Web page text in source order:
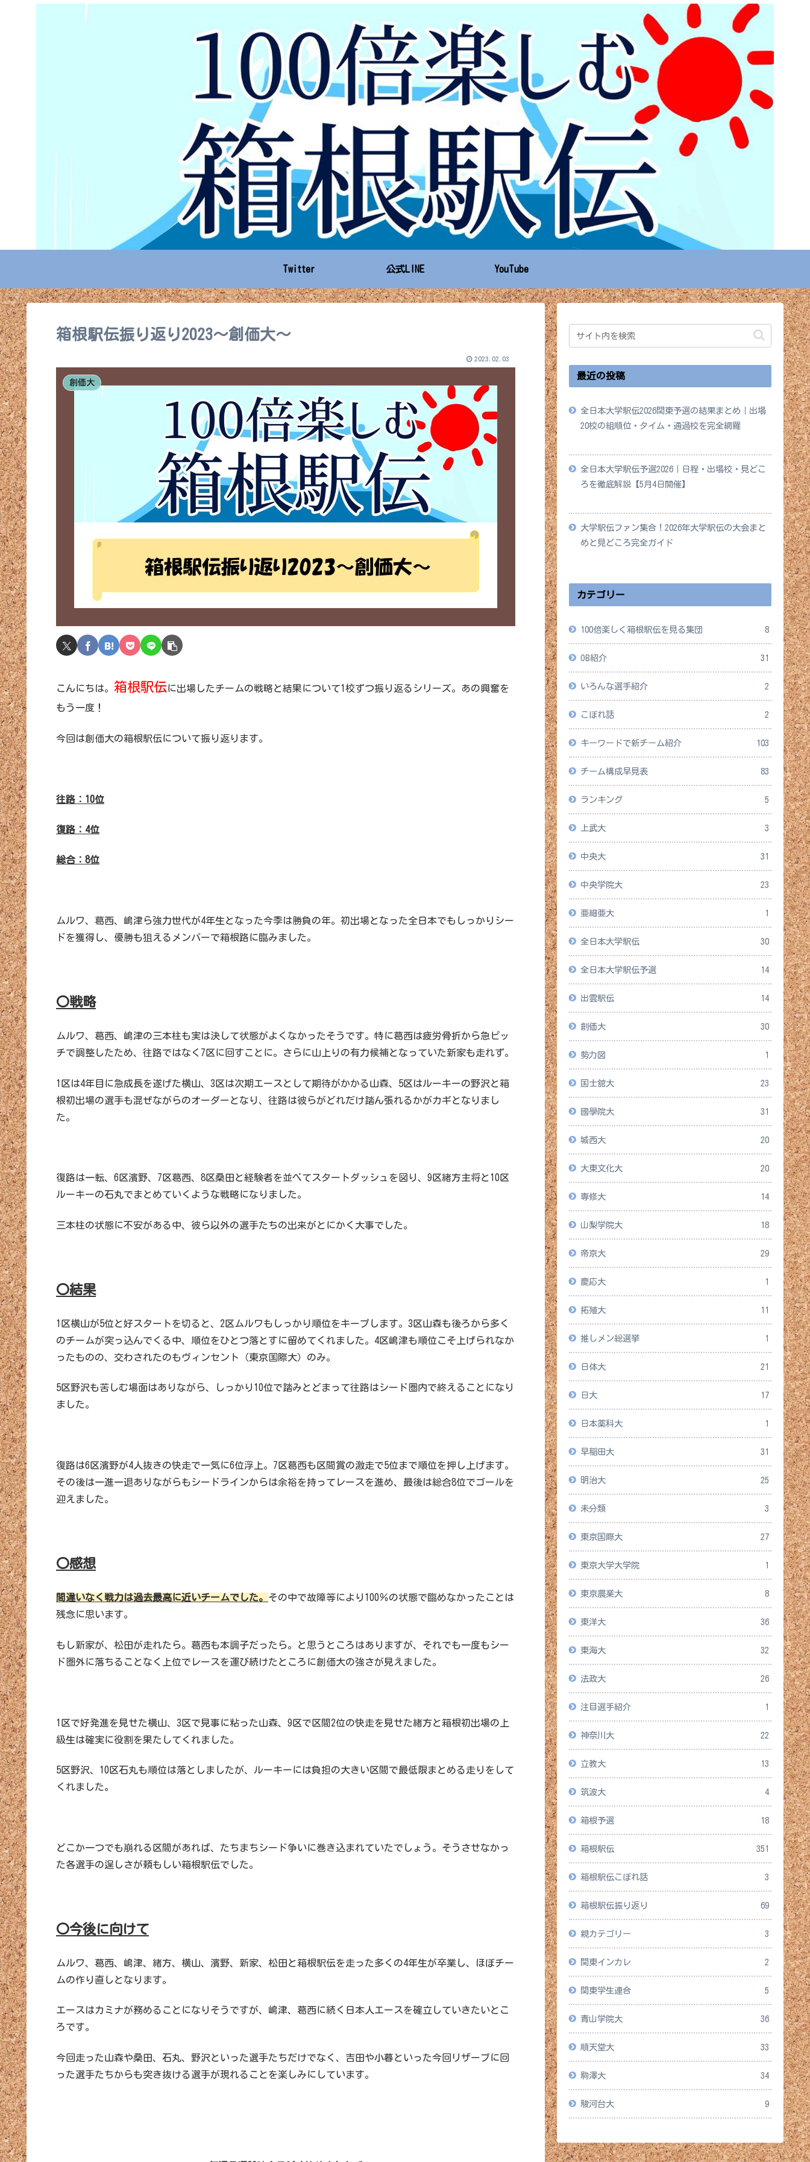
Twitter 公式LINE YouTube
箱根駅伝振り返り2023～創価大～
2023.02.03
創価大
こんにちは。 箱根駅伝に出場したチームの戦略と結果について1校ずつ振り返るシリーズ。あの興奮を
もう一度！
今回は創価大の箱根駅伝について振り返ります。
往路：10位
復路：4位
総合：8位
ムルワ、葛西、嶋津ら強力世代が4年生となった今季は勝負の年。初出場となった全日本でもしっかりシー
ドを獲得し、優勝も狙えるメンバーで箱根路に臨みました。
〇戦略
ムルワ、葛西、嶋津の三本柱も実は決して状態がよくなかったそうです。特に葛西は疲労骨折から急ピッ
チで調整したため、往路ではなく7区に回すことに。さらに山上りの有力候補となっていた新家も走れず。
1区は4年目に急成長を遂げた横山、3区は次期エースとして期待がかかる山森、5区はルーキーの野沢と箱
根初出場の選手も混ぜながらのオーダーとなり、往路は彼らがどれだけ踏ん張れるかがカギとなりまし
た。
復路は一転、6区濱野、7区葛西、8区桑田と経験者を並べてスタートダッシュを図り、9区緒方主将と10区
ルーキーの石丸でまとめていくような戦略になりました。
三本柱の状態に不安がある中、彼ら以外の選手たちの出来がとにかく大事でした。
〇結果
1区横山が5位と好スタートを切ると、2区ムルワもしっかり順位をキープします。3区山森も後ろから多く
のチームが突っ込んでくる中、順位をひとつ落とすに留めてくれました。4区嶋津も順位こそ上げられなか
ったものの、交わされたのもヴィンセント（東京国際大）のみ。
5区野沢も苦しむ場面はありながら、しっかり10位で踏みとどまって往路はシード圏内で終えることになり
ました。
復路は6区濱野が4人抜きの快走で一気に6位浮上。7区葛西も区間賞の激走で5位まで順位を押し上げます。
その後は一進一退ありながらもシードラインからは余裕を持ってレースを進め、最後は総合8位でゴールを
迎えました。
〇感想
間違いなく戦力は過去最高に近いチームでした。 その中で故障等により100％の状態で臨めなかったことは
残念に思います。
もし新家が、松田が走れたら。葛西も本調子だったら。と思うところはありますが、それでも一度もシー
ド圏外に落ちることなく上位でレースを運び続けたところに創価大の強さが見えました。
1区で好発進を見せた横山、3区で見事に粘った山森、9区で区間2位の快走を見せた緒方と箱根初出場の上
級生は確実に役割を果たしてくれました。
5区野沢、10区石丸も順位は落としましたが、ルーキーには負担の大きい区間で最低限まとめる走りをして
くれました。
どこか一つでも崩れる区間があれば、たちまちシード争いに巻き込まれていたでしょう。そうさせなかっ
た各選手の逞しさが頼もしい箱根駅伝でした。
〇今後に向けて
ムルワ、葛西、嶋津、緒方、横山、濱野、新家、松田と箱根駅伝を走った多くの4年生が卒業し、ほぼチー
ムの作り直しとなります。
エースはカミナが務めることになりそうですが、嶋津、葛西に続く日本人エースを確立していきたいとこ
ろです。
今回走った山森や桑田、石丸、野沢といった選手たちだけでなく、吉田や小暮といった今回リザーブに回
った選手たちからも突き抜ける選手が現れることを楽しみにしています。
最近の投稿
全日本大学駅伝2026関東予選の結果まとめ｜出場
20校の組順位・タイム・通過校を完全網羅
全日本大学駅伝予選2026｜日程・出場校・見どこ
ろを徹底解説【5月4日開催】
大学駅伝ファン集合！2026年大学駅伝の大会まと
めと見どころ完全ガイド
カテゴリー
100倍楽しく箱根駅伝を見る集団 8
OB紹介 31
いろんな選手紹介 2
こぼれ話 2
キーワードで新チーム紹介 103
チーム構成早見表 83
ランキング 5
上武大 3
中央大 31
中央学院大 23
亜細亜大 1
全日本大学駅伝 30
全日本大学駅伝予選 14
出雲駅伝 14
創価大 30
勢力図 1
国士舘大 23
國學院大 31
城西大 20
大東文化大 20
専修大 14
山梨学院大 18
帝京大 29
慶応大 1
拓殖大 11
推しメン総選挙 1
日体大 21
日大 17
日本薬科大 1
早稲田大 31
明治大 25
未分類 3
東京国際大 27
東京大学大学院 1
東京農業大 8
東洋大 36
東海大 32
法政大 26
注目選手紹介 1
神奈川大 22
立教大 13
筑波大 4
箱根予選 18
箱根駅伝 351
箱根駅伝こぼれ話 3
箱根駅伝振り返り 69
親カテゴリー 3
関東インカレ 2
関東学生連合 5
青山学院大 36
順天堂大 33
駒澤大 34
駿河台大 9